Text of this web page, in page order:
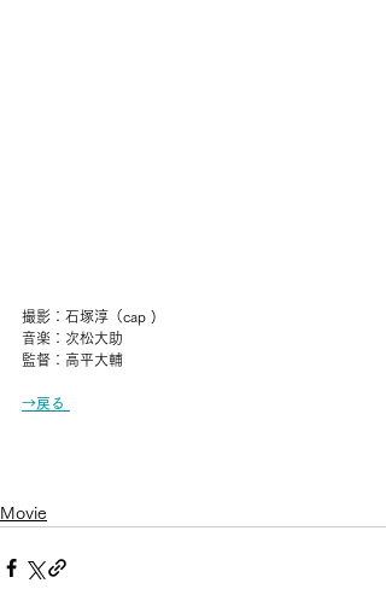
撮影：石塚淳（cap )
音楽：次松大助
監督：高平大輔
→戻る
Movie